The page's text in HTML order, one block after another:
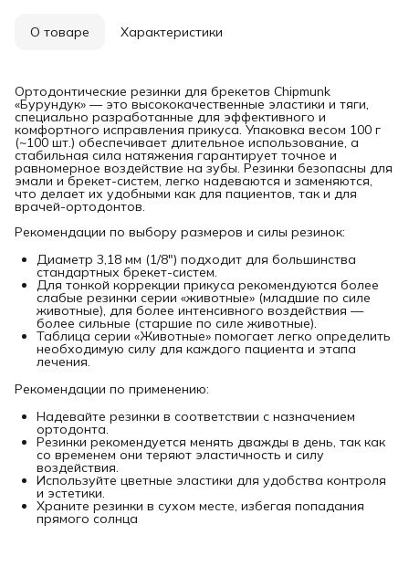
О товаре Характеристики
Ортодонтические резинки для брекетов Chipmunk
«Бурундук» — это высококачественные эластики и тяги,
специально разработанные для эффективного и
комфортного исправления прикуса. Упаковка весом 100 г
(~100 шт.) обеспечивает длительное использование, а
стабильная сила натяжения гарантирует точное и
равномерное воздействие на зубы. Резинки безопасны для
эмали и брекет-систем, легко надеваются и заменяются,
что делает их удобными как для пациентов, так и для
врачей-ортодонтов.
Рекомендации по выбору размеров и силы резинок:
Диаметр 3,18 мм (1/8") подходит для большинства
стандартных брекет-систем.
Для тонкой коррекции прикуса рекомендуются более
слабые резинки серии «животные» (младшие по силе
животные), для более интенсивного воздействия —
более сильные (старшие по силе животные).
Таблица серии «Животные» помогает легко определить
необходимую силу для каждого пациента и этапа
лечения.
Рекомендации по применению:
Надевайте резинки в соответствии с назначением
ортодонта.
Резинки рекомендуется менять дважды в день, так как
со временем они теряют эластичность и силу
воздействия.
Используйте цветные эластики для удобства контроля
и эстетики.
Храните резинки в сухом месте, избегая попадания
прямого солнца